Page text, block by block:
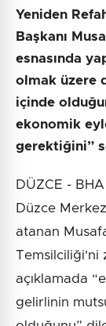
Yeniden
Başkanı
esnasında
olmak üzere
içinde
ekonomik
gerektiğini”
DÜZCE -
Düzce
atanan
Temsilciliği'ni
açıklamada
gelirlinin